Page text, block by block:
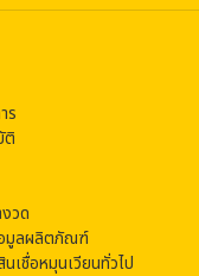
ร
ติ
วด
อมูลผลิตภัณฑ์
ชื่อหมุนเวียนทั่วไป